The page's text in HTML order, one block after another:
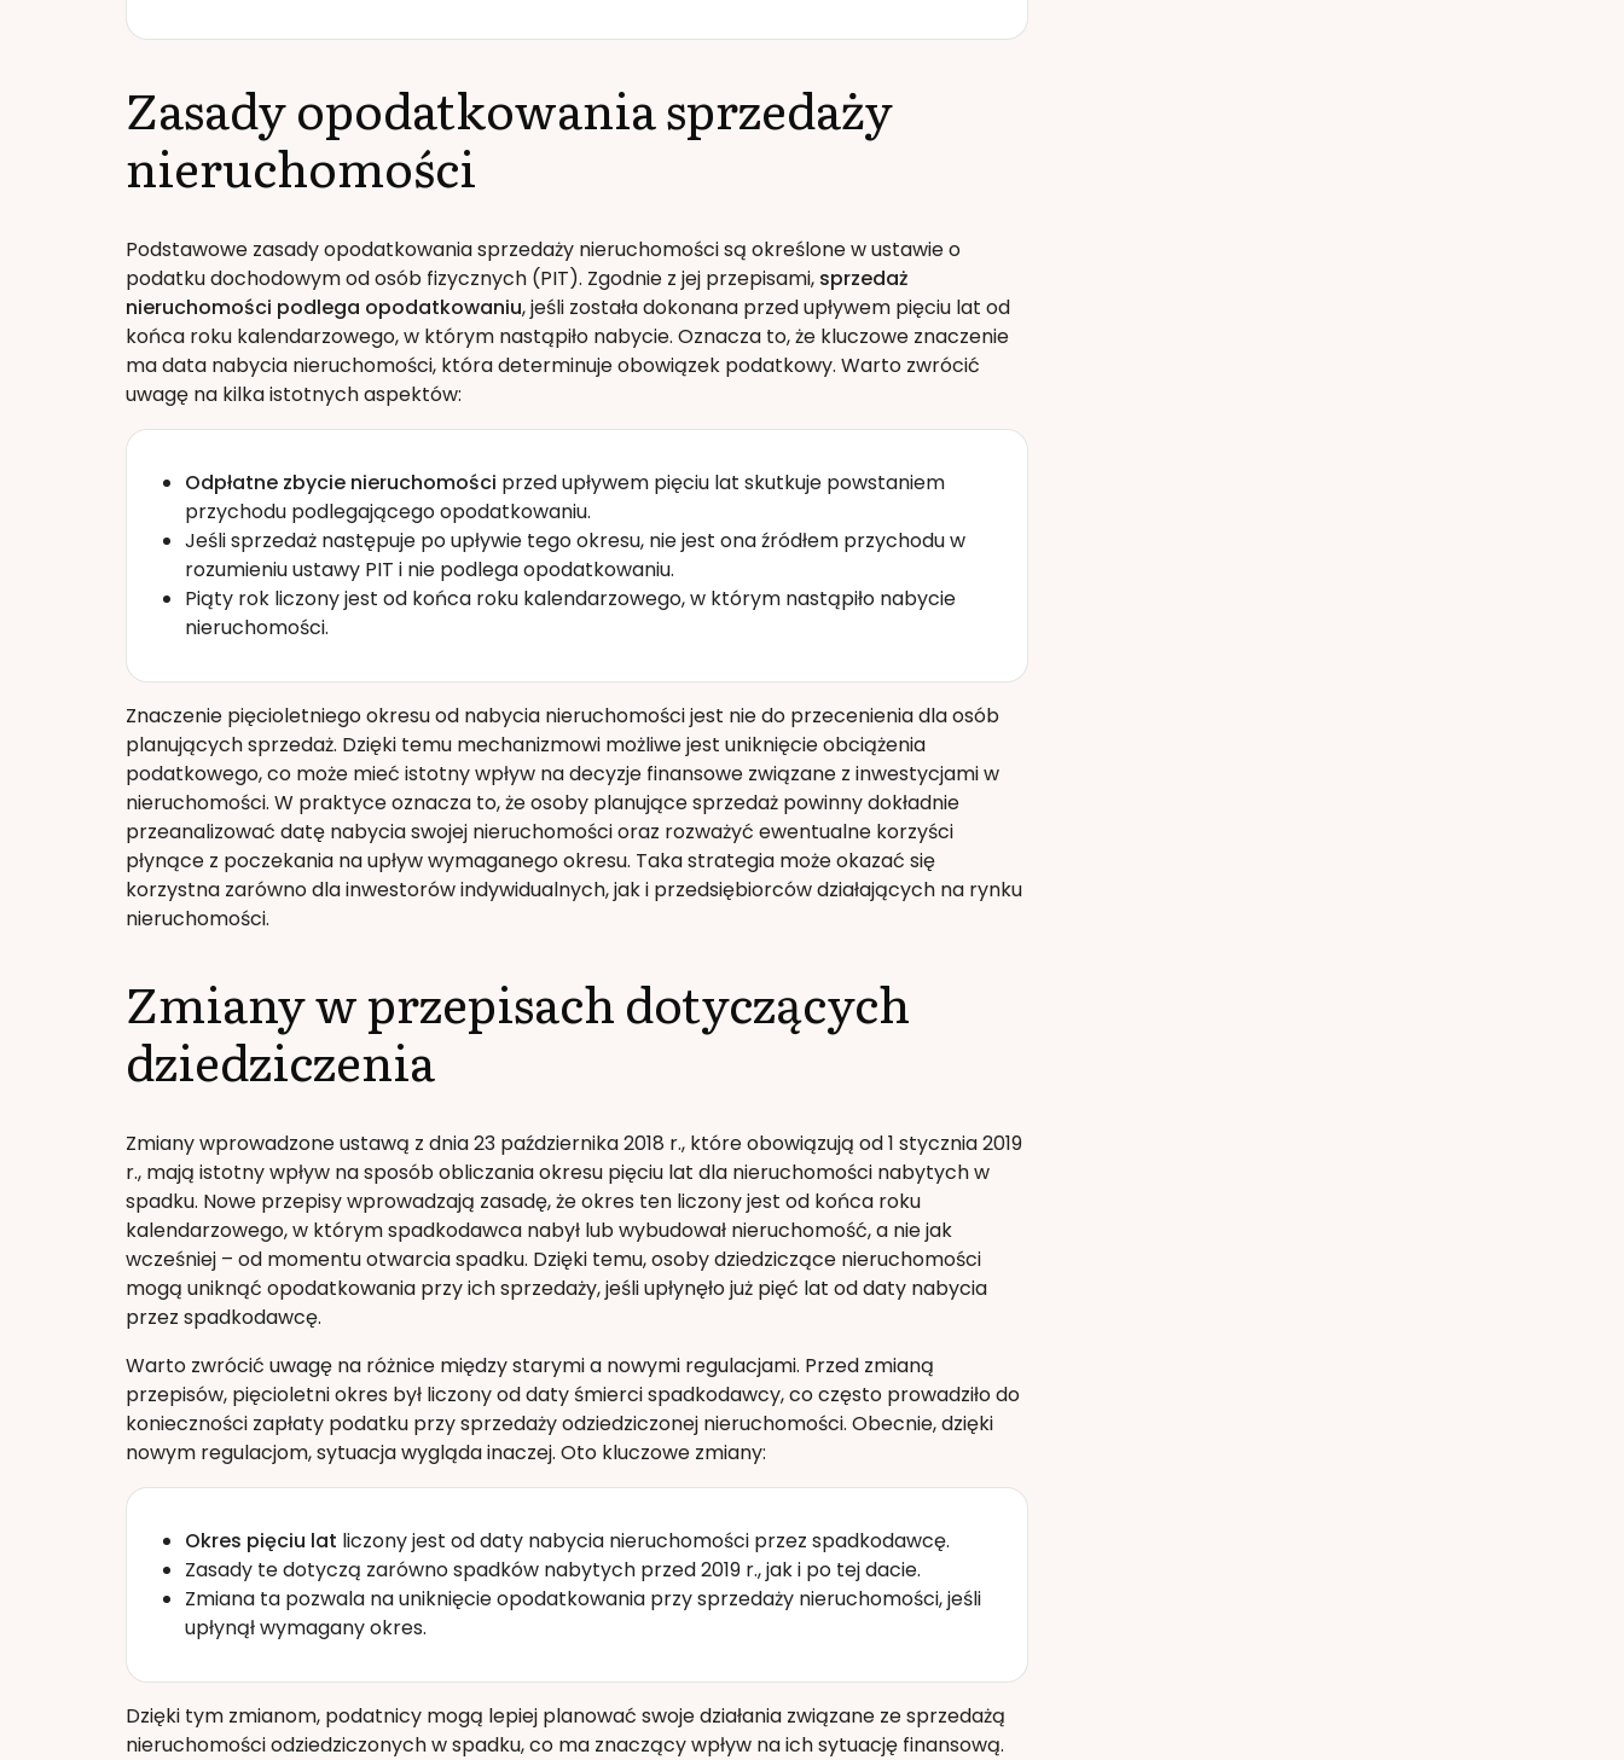
Zasady opodatkowania sprzedaży
nieruchomości
Podstawowe zasady opodatkowania sprzedaży nieruchomości są określone w ustawie o
podatku dochodowym od osób fizycznych (PIT). Zgodnie z jej przepisami, sprzedaż
nieruchomości podlega opodatkowaniu, jeśli została dokonana przed upływem pięciu lat od
końca roku kalendarzowego, w którym nastąpiło nabycie. Oznacza to, że kluczowe znaczenie
ma data nabycia nieruchomości, która determinuje obowiązek podatkowy. Warto zwrócić
uwagę na kilka istotnych aspektów:
Odpłatne zbycie nieruchomości przed upływem pięciu lat skutkuje powstaniem
przychodu podlegającego opodatkowaniu.
Jeśli sprzedaż następuje po upływie tego okresu, nie jest ona źródłem przychodu w
rozumieniu ustawy PIT i nie podlega opodatkowaniu.
Piąty rok liczony jest od końca roku kalendarzowego, w którym nastąpiło nabycie
nieruchomości.
Znaczenie pięcioletniego okresu od nabycia nieruchomości jest nie do przecenienia dla osób
planujących sprzedaż. Dzięki temu mechanizmowi możliwe jest uniknięcie obciążenia
podatkowego, co może mieć istotny wpływ na decyzje finansowe związane z inwestycjami w
nieruchomości. W praktyce oznacza to, że osoby planujące sprzedaż powinny dokładnie
przeanalizować datę nabycia swojej nieruchomości oraz rozważyć ewentualne korzyści
płynące z poczekania na upływ wymaganego okresu. Taka strategia może okazać się
korzystna zarówno dla inwestorów indywidualnych, jak i przedsiębiorców działających na rynku
nieruchomości.
Zmiany w przepisach dotyczących
dziedziczenia
Zmiany wprowadzone ustawą z dnia 23 października 2018 r., które obowiązują od 1 stycznia 2019
r., mają istotny wpływ na sposób obliczania okresu pięciu lat dla nieruchomości nabytych w
spadku. Nowe przepisy wprowadzają zasadę, że okres ten liczony jest od końca roku
kalendarzowego, w którym spadkodawca nabył lub wybudował nieruchomość, a nie jak
wcześniej – od momentu otwarcia spadku. Dzięki temu, osoby dziedziczące nieruchomości
mogą uniknąć opodatkowania przy ich sprzedaży, jeśli upłynęło już pięć lat od daty nabycia
przez spadkodawcę.
Warto zwrócić uwagę na różnice między starymi a nowymi regulacjami. Przed zmianą
przepisów, pięcioletni okres był liczony od daty śmierci spadkodawcy, co często prowadziło do
konieczności zapłaty podatku przy sprzedaży odziedziczonej nieruchomości. Obecnie, dzięki
nowym regulacjom, sytuacja wygląda inaczej. Oto kluczowe zmiany:
Okres pięciu lat liczony jest od daty nabycia nieruchomości przez spadkodawcę.
Zasady te dotyczą zarówno spadków nabytych przed 2019 r., jak i po tej dacie.
Zmiana ta pozwala na uniknięcie opodatkowania przy sprzedaży nieruchomości, jeśli
upłynął wymagany okres.
Dzięki tym zmianom, podatnicy mogą lepiej planować swoje działania związane ze sprzedażą
nieruchomości odziedziczonych w spadku, co ma znaczący wpływ na ich sytuację finansową.